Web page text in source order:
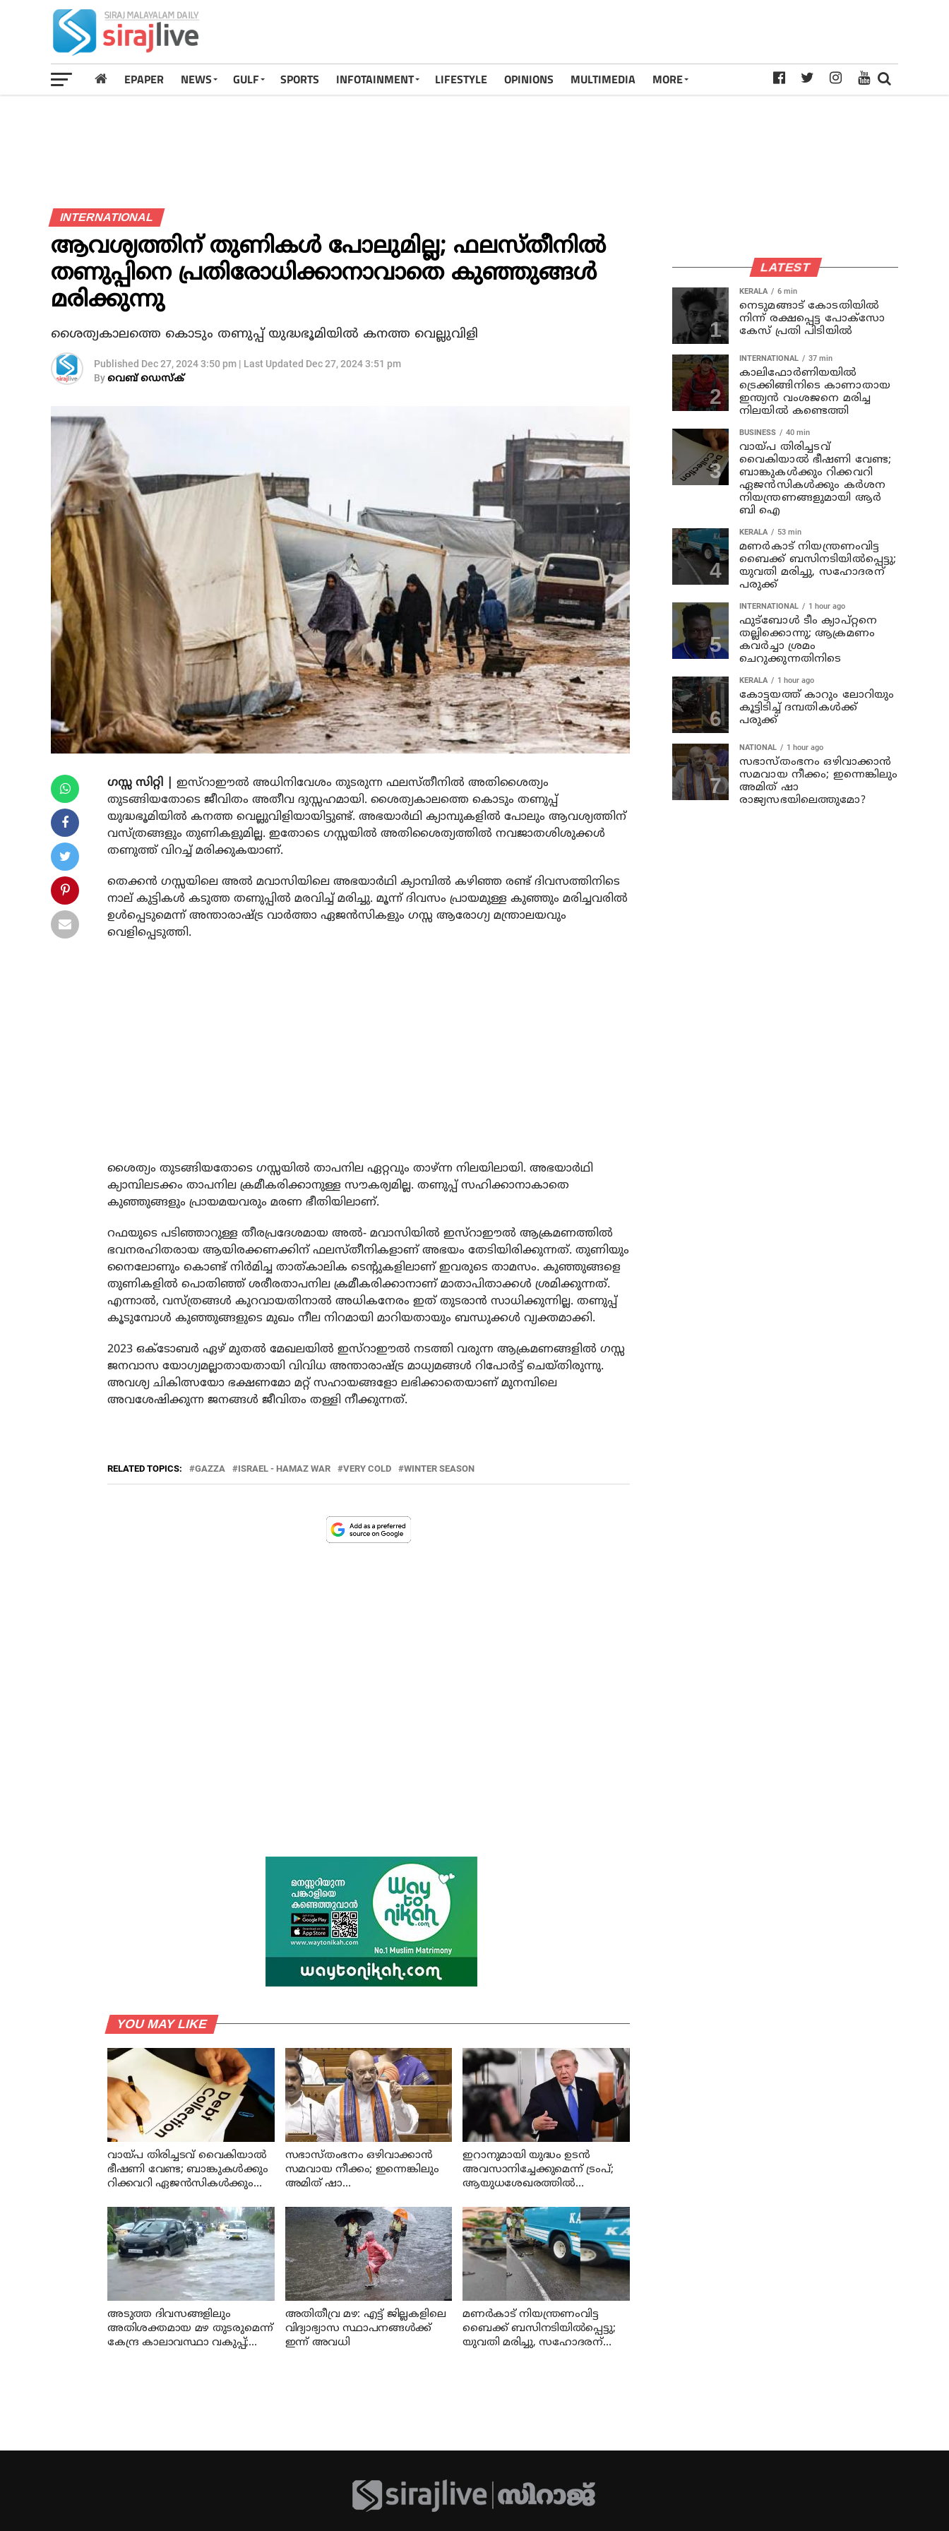
EPAPER NEWS GULF SPORTS INFOTAINMENT LIFESTYLE OPINIONS MULTIMEDIA MORE
INTERNATIONAL
ആവശ്യത്തിന് തുണികള്‍ പോലുമില്ല; ഫലസ്തീനില്‍
തണുപ്പിനെ പ്രതിരോധിക്കാനാവാതെ കുഞ്ഞുങ്ങള്‍
മരിക്കുന്നു
ശൈത്യകാലത്തെ കൊടും തണുപ്പ് യുദ്ധഭൂമിയില്‍ കനത്ത വെല്ലുവിളി
Published Dec 27, 2024 3:50 pm | Last Updated Dec 27, 2024 3:51 pm
Byവെബ് ഡെസ്‌ക്
ഗസ്സ സിറ്റി | ഇസ്‌റാഈല്‍ അധിനിവേശം തുടരുന്ന ഫലസ്തീനില്‍ അതിശൈത്യം
തുടങ്ങിയതോടെ ജീവിതം അതീവ ദുസ്സഹമായി. ശൈത്യകാലത്തെ കൊടും തണുപ്പ്
യുദ്ധഭൂമിയില്‍ കനത്ത വെല്ലുവിളിയായിട്ടുണ്ട്. അഭയാര്‍ഥി ക്യാമ്പുകളില്‍ പോലും ആവശ്യത്തിന്
വസ്ത്രങ്ങളും തുണികളുമില്ല. ഇതോടെ ഗസ്സയില്‍ അതിശൈത്യത്തില്‍ നവജാതശിശുക്കള്‍
തണുത്ത് വിറച്ച് മരിക്കുകയാണ്.
തെക്കന്‍ ഗസ്സയിലെ അല്‍ മവാസിയിലെ അഭയാര്‍ഥി ക്യാമ്പില്‍ കഴിഞ്ഞ രണ്ട് ദിവസത്തിനിടെ
നാല് കുട്ടികള്‍ കടുത്ത തണുപ്പില്‍ മരവിച്ച് മരിച്ചു. മൂന്ന് ദിവസം പ്രായമുള്ള കുഞ്ഞും മരിച്ചവരില്‍
ഉള്‍പ്പെടുമെന്ന് അന്താരാഷ്ട്ര വാര്‍ത്താ ഏജന്‍സികളും ഗസ്സ ആരോഗ്യ മന്ത്രാലയവും
വെളിപ്പെടുത്തി.
ശൈത്യം തുടങ്ങിയതോടെ ഗസ്സയില്‍ താപനില ഏറ്റവും താഴ്ന്ന നിലയിലായി. അഭയാര്‍ഥി
ക്യാമ്പിലടക്കം താപനില ക്രമീകരിക്കാനുള്ള സൗകര്യമില്ല. തണുപ്പ് സഹിക്കാനാകാതെ
കുഞ്ഞുങ്ങളും പ്രായമയവരും മരണ ഭീതിയിലാണ്.
റഫയുടെ പടിഞ്ഞാറുള്ള തീരപ്രദേശമായ അല്‍- മവാസിയില്‍ ഇസ്‌റാഈല്‍ ആക്രമണത്തില്‍
ഭവനരഹിതരായ ആയിരക്കണക്കിന് ഫലസ്തീനികളാണ് അഭയം തേടിയിരിക്കുന്നത്. തുണിയും
നൈലോണും കൊണ്ട് നിര്‍മിച്ച താത്കാലിക ടെന്റുകളിലാണ് ഇവരുടെ താമസം. കുഞ്ഞുങ്ങളെ
തുണികളില്‍ പൊതിഞ്ഞ് ശരീരതാപനില ക്രമീകരിക്കാനാണ് മാതാപിതാക്കള്‍ ശ്രമിക്കുന്നത്.
എന്നാല്‍, വസ്ത്രങ്ങള്‍ കുറവായതിനാല്‍ അധികനേരം ഇത് തുടരാന്‍ സാധിക്കുന്നില്ല. തണുപ്പ്
കൂടുമ്പോള്‍ കുഞ്ഞുങ്ങളുടെ മുഖം നീല നിറമായി മാറിയതായും ബന്ധുക്കള്‍ വ്യക്തമാക്കി.
2023 ഒക്ടോബര്‍ ഏഴ് മുതല്‍ മേഖലയില്‍ ഇസ്‌റാഈല്‍ നടത്തി വരുന്ന ആക്രമണങ്ങളില്‍ ഗസ്സ
ജനവാസ യോഗ്യമല്ലാതായതായി വിവിധ അന്താരാഷ്ട്ര മാധ്യമങ്ങള്‍ റിപോര്‍ട്ട് ചെയ്തിരുന്നു.
അവശ്യ ചികിത്സയോ ഭക്ഷണമോ മറ്റ് സഹായങ്ങളോ ലഭിക്കാതെയാണ് മുനമ്പിലെ
അവശേഷിക്കുന്ന ജനങ്ങള്‍ ജീവിതം തള്ളി നീക്കുന്നത്.
RELATED TOPICS: GAZZA ISRAEL - HAMAZ WAR VERY COLD WINTER SEASON
YOU MAY LIKE
വായ്പ തിരിച്ചടവ് വൈകിയാൽ
ഭീഷണി വേണ്ട; ബാങ്കുകൾക്കും
റിക്കവറി ഏജൻസികൾക്കും
ആർ ബി ഐ
സഭാസ്തംഭനം ഒഴിവാക്കാൻ
സമവായ നീക്കം; ഇന്നെങ്കിലും
അമിത് ഷാ
ഇറാനുമായി യുദ്ധം ഉടൻ
അവസാനിച്ചേക്കുമെന്ന് ട്രംപ്;
ആയുധശേഖരത്തിൽ
അടുത്ത ദിവസങ്ങളിലും
അതിശക്തമായ മഴ തുടരുമെന്ന്
കേന്ദ്ര കാലാവസ്ഥാ വകുപ്പ്;
അതിതീവ്ര മഴ: എട്ട് ജില്ലകളിലെ
വിദ്യാഭ്യാസ സ്ഥാപനങ്ങൾക്ക്
ഇന്ന് അവധി
മണര്‍കാട് നിയന്ത്രണംവിട്ട
ബൈക്ക് ബസിനടിയിൽപ്പെട്ടു;
യുവതി മരിച്ചു, സഹോദരന്
LATEST
KERALA 6 min
നെടുമങ്ങാട് കോടതിയില്‍
നിന്ന് രക്ഷപ്പെട്ട പോക്‌സോ
കേസ് പ്രതി പിടിയില്‍
INTERNATIONAL 37 min
കാലിഫോര്‍ണിയയില്‍
ട്രെക്കിങ്ങിനിടെ കാണാതായ
ഇന്ത്യന്‍ വംശജനെ മരിച്ച
നിലയില്‍ കണ്ടെത്തി
BUSINESS 40 min
വായ്പ തിരിച്ചടവ്
വൈകിയാൽ ഭീഷണി വേണ്ട;
ബാങ്കുകൾക്കും റിക്കവറി
ഏജൻസികൾക്കും കർശന
നിയന്ത്രണങ്ങളുമായി ആർ
ബി ഐ
KERALA 53 min
മണര്‍കാട് നിയന്ത്രണംവിട്ട
ബൈക്ക് ബസിനടിയിൽപ്പെട്ടു;
യുവതി മരിച്ചു, സഹോദരന്
പരുക്ക്
INTERNATIONAL 1 hour ago
ഫുട്ബോൾ ടീം ക്യാപ്റ്റനെ
തല്ലിക്കൊന്നു; ആക്രമണം
കവർച്ചാ ശ്രമം
ചെറുക്കുന്നതിനിടെ
KERALA 1 hour ago
കോട്ടയത്ത് കാറും ലോറിയും
കൂട്ടിടിച്ച് ദമ്പതികള്‍ക്ക്
പരുക്ക്
NATIONAL 1 hour ago
സഭാസ്തംഭനം ഒഴിവാക്കാൻ
സമവായ നീക്കം; ഇന്നെങ്കിലും
അമിത് ഷാ
രാജ്യസഭയിലെത്തുമോ?